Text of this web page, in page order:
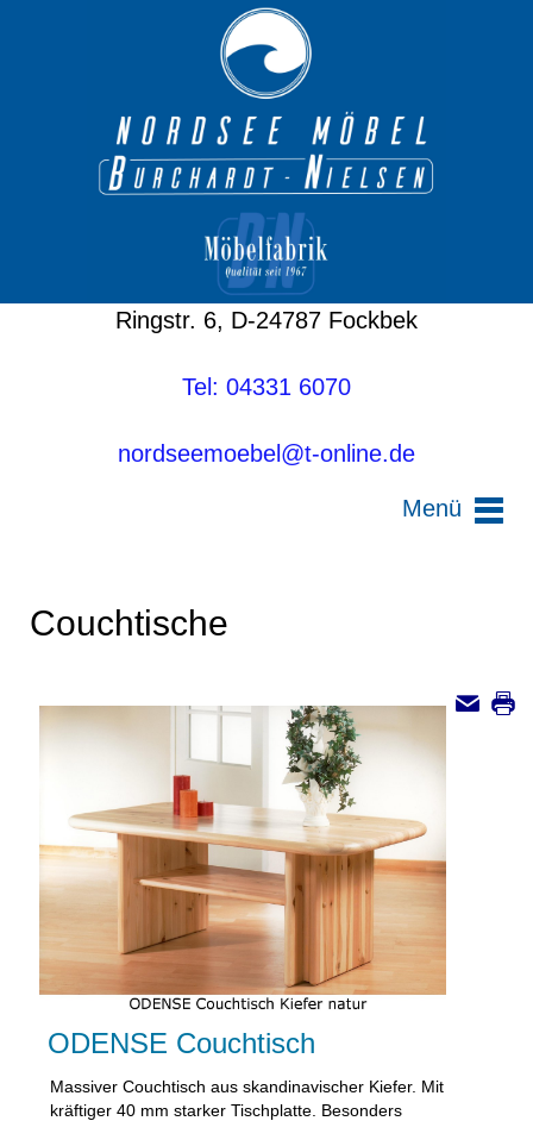
Ringstr. 6, D-24787 Fockbek
Tel: 04331 6070
nordseemoebel@t-online.de
Menü
Couchtische
ODENSE Couchtisch
Massiver Couchtisch aus skandinavischer Kiefer. Mit
kräftiger 40 mm starker Tischplatte. Besonders